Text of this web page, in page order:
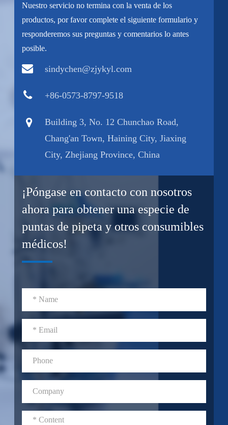
Nuestro servicio no termina con la venta de los
productos, por favor complete el siguiente formulario y
responderemos sus preguntas y comentarios lo antes
posible.
sindychen@zjykyl.com
+86-0573-8797-9518
Building 3, No. 12 Chunchao Road,
Chang'an Town, Haining City, Jiaxing
City, Zhejiang Province, China
¡Póngase en contacto con nosotros
ahora para obtener una especie de
puntas de pipeta y otros consumibles
médicos!